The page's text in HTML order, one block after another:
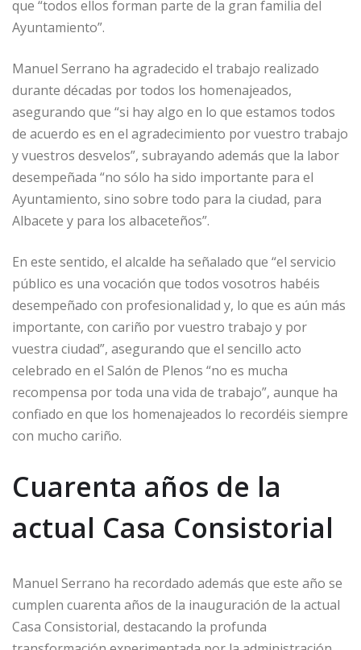
que “todos ellos forman parte de la gran familia del
Ayuntamiento”.
Manuel Serrano ha agradecido el trabajo realizado
durante décadas por todos los homenajeados,
asegurando que “si hay algo en lo que estamos todos
de acuerdo es en el agradecimiento por vuestro trabajo
y vuestros desvelos”, subrayando además que la labor
desempeñada “no sólo ha sido importante para el
Ayuntamiento, sino sobre todo para la ciudad, para
Albacete y para los albaceteños”.
En este sentido, el alcalde ha señalado que “el servicio
público es una vocación que todos vosotros habéis
desempeñado con profesionalidad y, lo que es aún más
importante, con cariño por vuestro trabajo y por
vuestra ciudad”, asegurando que el sencillo acto
celebrado en el Salón de Plenos “no es mucha
recompensa por toda una vida de trabajo”, aunque ha
confiado en que los homenajeados lo recordéis siempre
con mucho cariño.
Cuarenta años de la
actual Casa Consistorial
Manuel Serrano ha recordado además que este año se
cumplen cuarenta años de la inauguración de la actual
Casa Consistorial, destacando la profunda